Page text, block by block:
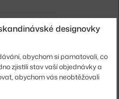
jasanová dýha
designovky
abychom si pamatovali, co
zjistili stav vaší objednávky a
abychom vás neobtěžovali